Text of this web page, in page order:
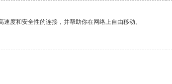
度和安全性的连接，并帮助你在网络上自由移动。